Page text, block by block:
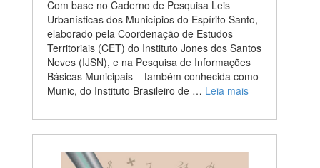
Com base no Caderno de Pesquisa Leis
Urbanísticas dos Municípios do Espírito Santo,
elaborado pela Coordenação de Estudos
Territoriais (CET) do Instituto Jones dos Santos
Neves (IJSN), e na Pesquisa de Informações
Básicas Municipais – também conhecida como
Munic, do Instituto Brasileiro de … Leia mais